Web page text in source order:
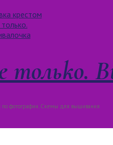
только.
фотографии. Схемы для вышивания